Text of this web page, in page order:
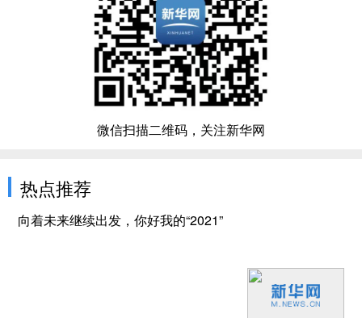
微信扫描二维码，关注新华网
热点推荐
向着未来继续出发，你好我的“2021”